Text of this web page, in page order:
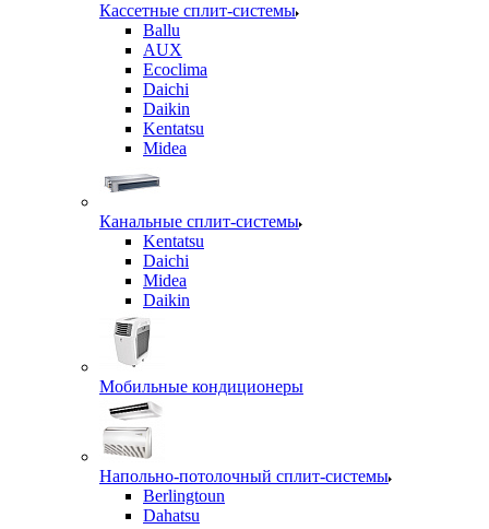
Кассетные сплит-системы
Ballu
AUX
Ecoclima
Daichi
Daikin
Kentatsu
Midea
Канальные сплит-системы
Kentatsu
Daichi
Midea
Daikin
Мобильные кондиционеры
Напольно-потолочный сплит-системы
Berlingtoun
Dahatsu